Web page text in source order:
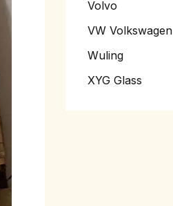
Volvo
VW Volkswagen
Wuling
XYG Glass